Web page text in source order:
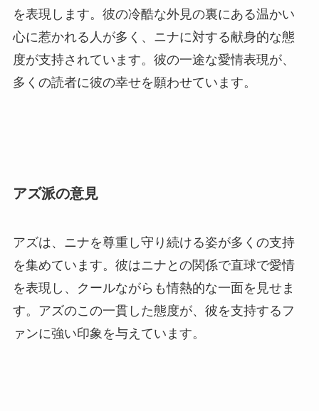
を表現します。彼の冷酷な外見の裏にある温かい
心に惹かれる人が多く、ニナに対する献身的な態
度が支持されています。彼の一途な愛情表現が、
多くの読者に彼の幸せを願わせています。
アズ派の意見
アズは、ニナを尊重し守り続ける姿が多くの支持
を集めています。彼はニナとの関係で直球で愛情
を表現し、クールながらも情熱的な一面を見せま
す。アズのこの一貫した態度が、彼を支持するフ
ァンに強い印象を与えています。